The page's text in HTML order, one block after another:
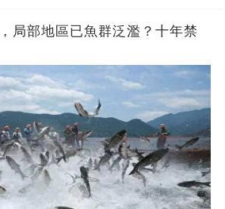
局部地區已魚群泛濫？十年禁